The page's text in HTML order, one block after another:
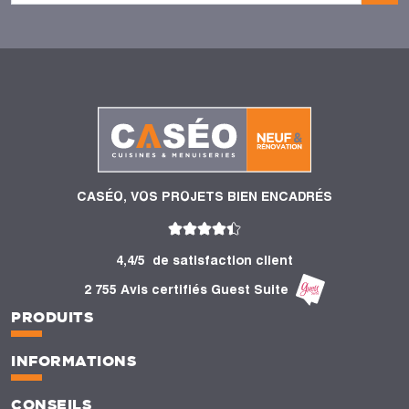
CASÉO, VOS PROJETS BIEN ENCADRÉS
4,4/5
de satisfaction client
2 755 Avis certifiés Guest Suite
PRODUITS
INFORMATIONS
CONSEILS